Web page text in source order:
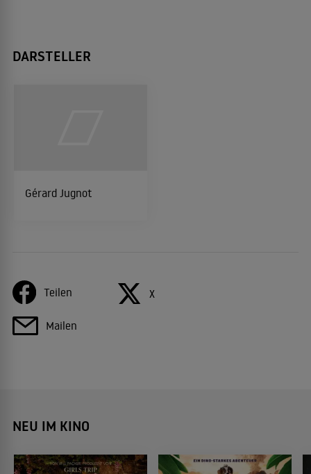
DARSTELLER
Gérard Jugnot
Teilen X
Mailen
NEU IM KINO